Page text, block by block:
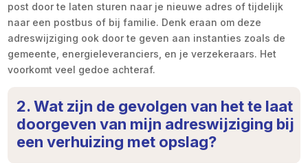
post door te laten sturen naar je nieuwe adres of tijdelijk
naar een postbus of bij familie. Denk eraan om deze
adreswijziging ook door te geven aan instanties zoals de
gemeente, energieleveranciers, en je verzekeraars. Het
voorkomt veel gedoe achteraf.
2. Wat zijn de gevolgen van het te laat
doorgeven van mijn adreswijziging bij
een verhuizing met opslag?